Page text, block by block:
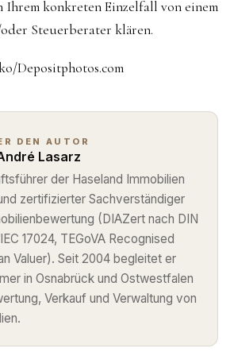
Ihrem konkreten Einzelfall von einem
Steuerberater klären.
Depositphotos.com
DEN AUTOR
Lasarz
der Haseland Immobilien
zertifizierter Sachverständiger
(DIAZert nach DIN
17024, TEGoVA Recognised
Valuer). Seit 2004 begleitet er
in Osnabrück und Ostwestfalen
Verkauf und Verwaltung von